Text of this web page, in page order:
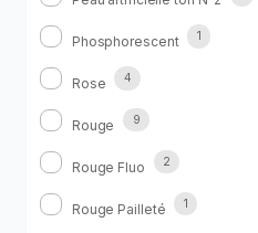
Phosphorescent 1
Rose 4
Rouge 9
Rouge Fluo 2
Rouge Pailleté 1